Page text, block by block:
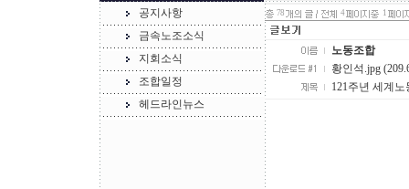
공지사항
금속노조소식
지회소식
조합일정
헤드라인뉴스
78 4 1
노동조합
황인석.jpg
121주년 세계